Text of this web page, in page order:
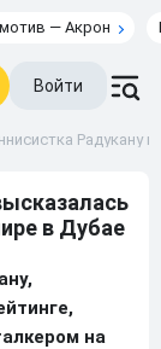
— Акрон
Войти
Радукану
в Дубае
на